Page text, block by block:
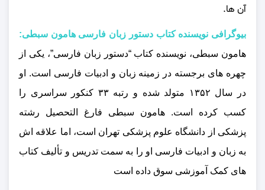
آن‌ ها.
بیوگرافی نویسنده کتاب دستور زبان فارسی هامون سبطی:
هامون سبطی، نویسنده کتاب “دستور زبان فارسی”، یکی از
چهره‌ های برجسته در زمینه زبان و ادبیات فارسی است. او
در سال ۱۳۵۲ متولد شده و رتبه ۳۳ کنکور سراسری را
کسب کرده است. هامون سبطی فارغ‌ التحصیل رشته
پزشکی از دانشگاه علوم پزشکی تهران است، اما علاقه‌ اش
به زبان و ادبیات فارسی او را به سمت تدریس و تألیف کتاب‌
های کمک‌ آموزشی سوق داده است